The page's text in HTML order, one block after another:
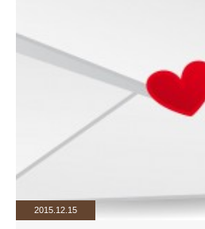
2015.12.15